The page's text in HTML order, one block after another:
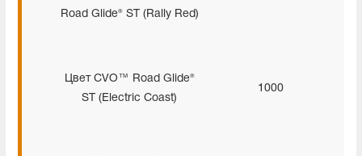
Road Glide® ST (Rally Red)
Цвет CVO™ Road Glide®
ST (Electric Coast)
1000